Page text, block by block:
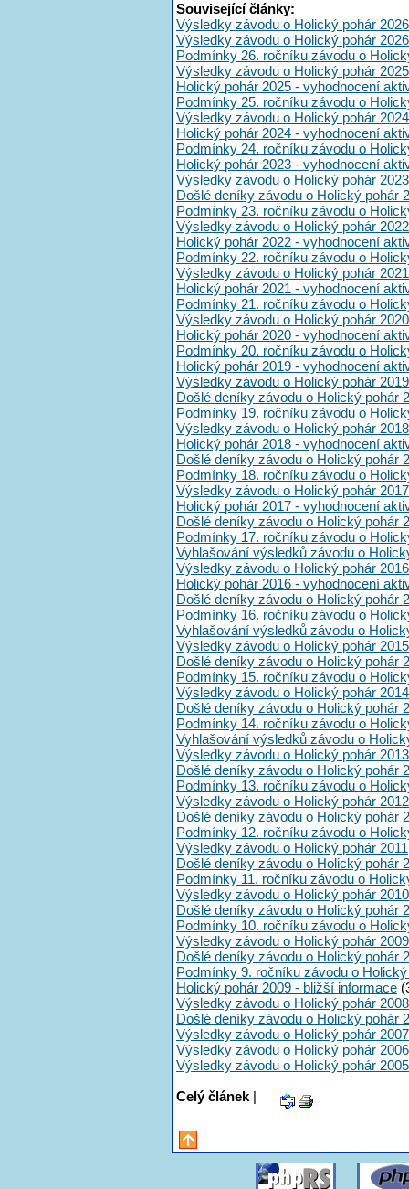
Související články:
Výsledky závodu o Holický pohár
Výsledky závodu o Holický pohár 2026
Podmínky 26. ročníku závodu o
Výsledky závodu o Holický pohár 2025
Holický pohár 2025 - vyhodnocení
Podmínky 25. ročníku závodu o
Výsledky závodu o Holický pohár 2024
Holický pohár 2024 - vyhodnocení
Podmínky 24. ročníku závodu o
Holický pohár 2023 - vyhodnocení
Výsledky závodu o Holický pohár 2023
Došlé deníky závodu o Holický pohár
Podmínky 23. ročníku závodu o
Výsledky závodu o Holický pohár 2022
Holický pohár 2022 - vyhodnocení
Podmínky 22. ročníku závodu o
Výsledky závodu o Holický pohár 2021
Holický pohár 2021 - vyhodnocení
Podmínky 21. ročníku závodu o
Výsledky závodu o Holický pohár 2020
Holický pohár 2020 - vyhodnocení
Podmínky 20. ročníku závodu o
Holický pohár 2019 - vyhodnocení
Výsledky závodu o Holický pohár 2019
Došlé deníky závodu o Holický pohár
Podmínky 19. ročníku závodu o
Výsledky závodu o Holický pohár 2018
Holický pohár 2018 - vyhodnocení
Došlé deníky závodu o Holický pohár
Podmínky 18. ročníku závodu o
Výsledky závodu o Holický pohár 2017
Holický pohár 2017 - vyhodnocení
Došlé deníky závodu o Holický pohár
Podmínky 17. ročníku závodu o
Vyhlašování výsledků závodu o
Výsledky závodu o Holický pohár 2016
Holický pohár 2016 - vyhodnocení
Došlé deníky závodu o Holický pohár
Podmínky 16. ročníku závodu o
Vyhlašování výsledků závodu o
Výsledky závodu o Holický pohár 2015
Došlé deníky závodu o Holický pohár
Podmínky 15. ročníku závodu o
Výsledky závodu o Holický pohár 2014
Došlé deníky závodu o Holický pohár
Podmínky 14. ročníku závodu o
Vyhlašování výsledků závodu o
Výsledky závodu o Holický pohár 2013
Došlé deníky závodu o Holický pohár
Podmínky 13. ročníku závodu o
Výsledky závodu o Holický pohár 2012
Došlé deníky závodu o Holický pohár
Podmínky 12. ročníku závodu o
Výsledky závodu o Holický pohár 2011
Došlé deníky závodu o Holický pohár
Podmínky 11. ročníku závodu o
Výsledky závodu o Holický pohár 2010
Došlé deníky závodu o Holický pohár
Podmínky 10. ročníku závodu o
Výsledky závodu o Holický pohár 2009
Došlé deníky závodu o Holický pohár
Podmínky 9. ročníku závodu o
Holický pohár 2009 - bližší informace
Výsledky závodu o Holický pohár 2008
Došlé deníky závodu o Holický pohár
Výsledky závodu o Holický pohár 2007
Výsledky závodu o Holický pohár 2006
Výsledky závodu o Holický pohár 2005
Celý článek |